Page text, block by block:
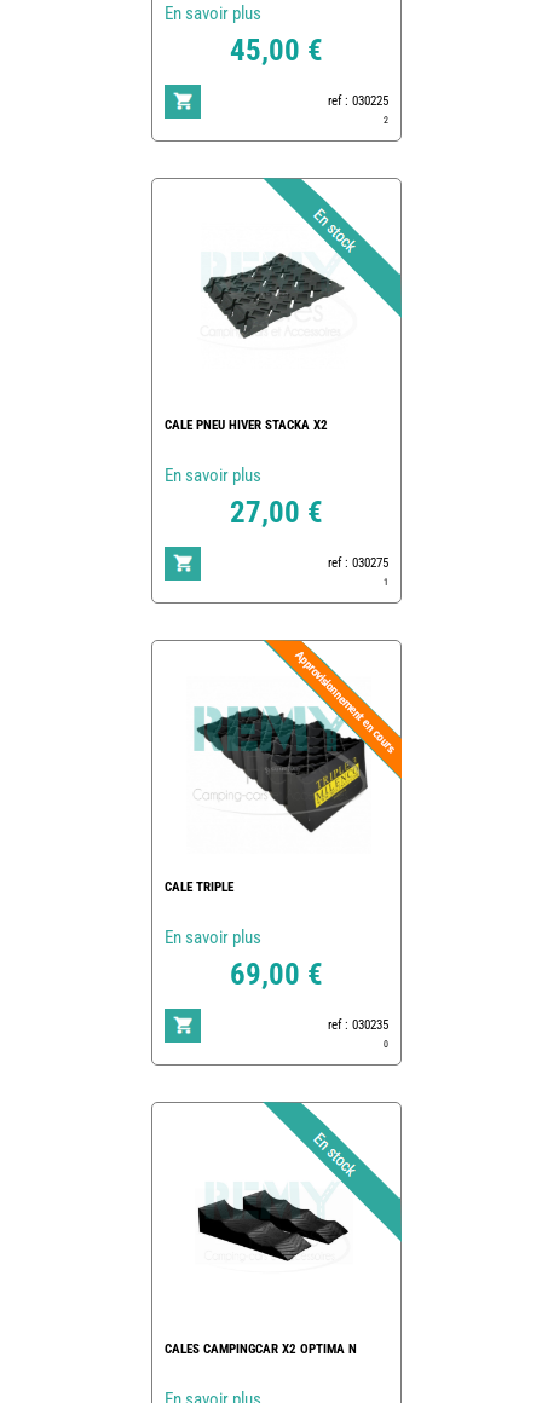
En savoir plus
45,00 €
ref : 030225
2
CALE PNEU HIVER STACKA X2
En savoir plus
27,00 €
ref : 030275
1
CALE TRIPLE
En savoir plus
69,00 €
ref : 030235
0
CALES CAMPINGCAR X2 OPTIMA N